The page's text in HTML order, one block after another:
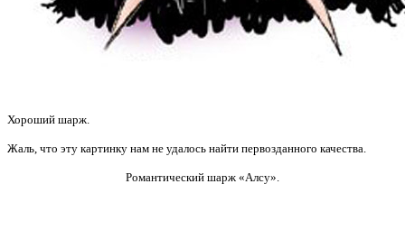
Хороший шарж.
Жаль, что эту картинку нам не удалось найти первозданного качества.
Романтический шарж «Алсу».